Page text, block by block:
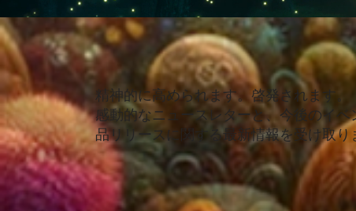
精神的に高められます。啓発されます。
感動的なニュースレターと、今後のイベ
品リリースに関する最新情報を受け取り